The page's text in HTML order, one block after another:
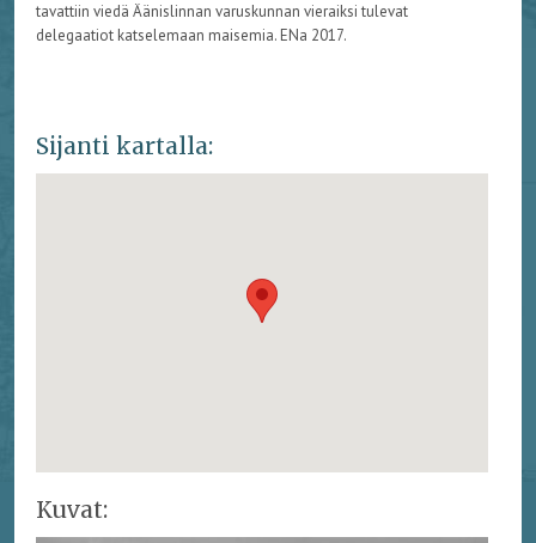
tavattiin viedä Äänislinnan varuskunnan vieraiksi tulevat
delegaatiot katselemaan maisemia. ENa 2017.
Sijanti kartalla:
Kuvat: